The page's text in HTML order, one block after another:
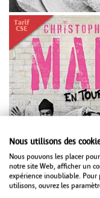
Nous utilisons des
Nous pouvons les placer
notre site Web, afficher un
expérience inoubliable. Pour
utilisons, ouvrez les